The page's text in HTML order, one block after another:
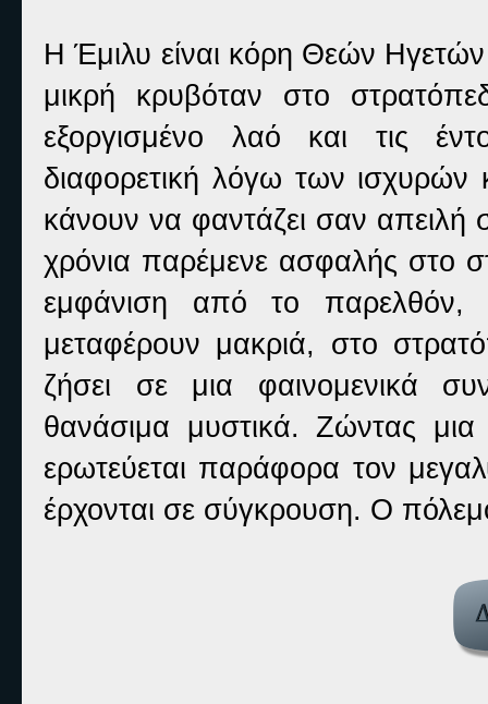
Η Έμιλυ είναι κόρη Θεών Ηγετών
μικρή κρυβόταν στο
εξοργισμένο λαό και τις
διαφορετική λόγω των
κάνουν να φαντάζει σαν
χρόνια παρέμενε ασφαλής στο
εμφάνιση από το παρελθόν,
μεταφέρουν μακριά, στο
ζήσει σε μια φαινομενικά
θανάσιμα μυστικά. Ζώντας μια
ερωτεύεται παράφορα τον
έρχονται σε σύγκρουση. Ο